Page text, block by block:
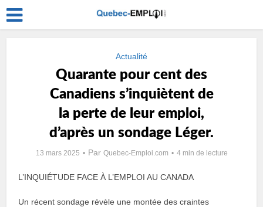
Actualité
Quarante pour cent des
Canadiens s’inquiètent de
la perte de leur emploi,
d’après un sondage Léger.
13 mars 2025 Par Quebec-Emploi.com 4 min de lecture
L’INQUIÉTUDE FACE À L’EMPLOI AU CANADA
Un récent sondage révèle une montée des craintes